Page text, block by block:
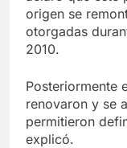
origen se
otorgadas
2010.
Posteriormente
renovaron y se
permitieron
explicó.